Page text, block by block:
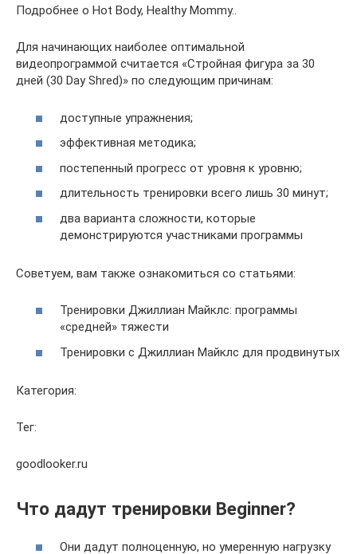
Подробнее о Hot Body, Healthy Mommy..
Для начинающих наиболее оптимальной
видеопрограммой считается «Стройная фигура за 30
дней (30 Day Shred)» по следующим причинам:
доступные упражнения;
эффективная методика;
постепенный прогресс от уровня к уровню;
длительность тренировки всего лишь 30 минут;
два варианта сложности, которые
демонстрируются участниками программы
Советуем, вам также ознакомиться со статьями:
Тренировки Джиллиан Майклс: программы
«средней» тяжести
Тренировки с Джиллиан Майклс для продвинутых
Категория:
Тег:
goodlooker.ru
Что дадут тренировки Beginner?
Они дадут полноценную, но умеренную нагрузку